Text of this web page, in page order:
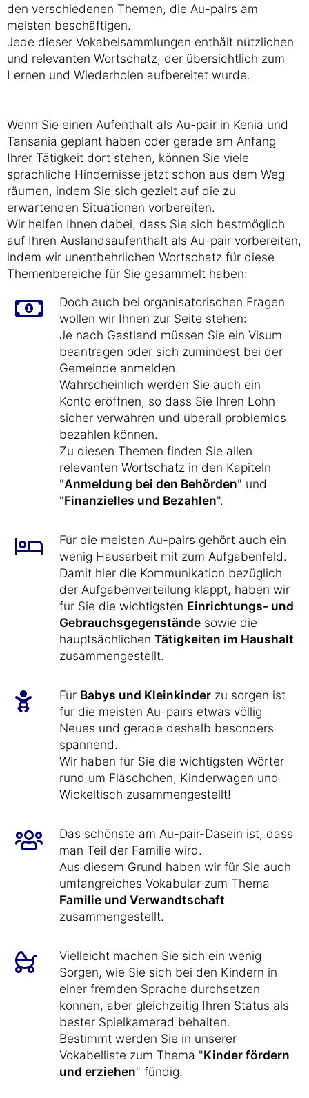
den verschiedenen Themen, die Au-pairs am
meisten beschäftigen.
Jede dieser Vokabelsammlungen enthält nützlichen
und relevanten Wortschatz, der übersichtlich zum
Lernen und Wiederholen aufbereitet wurde.
Wenn Sie einen Aufenthalt als Au-pair in Kenia und
Tansania geplant haben oder gerade am Anfang
Ihrer Tätigkeit dort stehen, können Sie viele
sprachliche Hindernisse jetzt schon aus dem Weg
räumen, indem Sie sich gezielt auf die zu
erwartenden Situationen vorbereiten.
Wir helfen Ihnen dabei, dass Sie sich bestmöglich
auf Ihren Auslandsaufenthalt als Au-pair vorbereiten,
indem wir unentbehrlichen Wortschatz für diese
Themenbereiche für Sie gesammelt haben:
Doch auch bei organisatorischen Fragen
wollen wir Ihnen zur Seite stehen:
Je nach Gastland müssen Sie ein Visum
beantragen oder sich zumindest bei der
Gemeinde anmelden.
Wahrscheinlich werden Sie auch ein
Konto eröffnen, so dass Sie Ihren Lohn
sicher verwahren und überall problemlos
bezahlen können.
Zu diesen Themen finden Sie allen
relevanten Wortschatz in den Kapiteln
"Anmeldung bei den Behörden" und
"Finanzielles und Bezahlen".
Für die meisten Au-pairs gehört auch ein
wenig Hausarbeit mit zum Aufgabenfeld.
Damit hier die Kommunikation bezüglich
der Aufgabenverteilung klappt, haben wir
für Sie die wichtigsten Einrichtungs- und
Gebrauchsgegenstände sowie die
hauptsächlichen Tätigkeiten im Haushalt
zusammengestellt.
Für Babys und Kleinkinder zu sorgen ist
für die meisten Au-pairs etwas völlig
Neues und gerade deshalb besonders
spannend.
Wir haben für Sie die wichtigsten Wörter
rund um Fläschchen, Kinderwagen und
Wickeltisch zusammengestellt!
Das schönste am Au-pair-Dasein ist, dass
man Teil der Familie wird.
Aus diesem Grund haben wir für Sie auch
umfangreiches Vokabular zum Thema
Familie und Verwandtschaft
zusammengestellt.
Vielleicht machen Sie sich ein wenig
Sorgen, wie Sie sich bei den Kindern in
einer fremden Sprache durchsetzen
können, aber gleichzeitig Ihren Status als
bester Spielkamerad behalten.
Bestimmt werden Sie in unserer
Vokabelliste zum Thema "Kinder fördern
und erziehen" fündig.